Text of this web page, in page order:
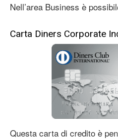
Nell’area Business è
Carta Diners Corporate
Questa carta di credito è